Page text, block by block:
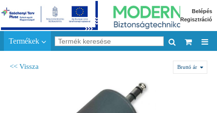
Belépés
Regisztráció
Termékek
<< Vissza Bruttó ár